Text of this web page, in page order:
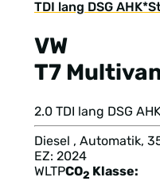
VW
T7
2.0 TDI lang DSG
Diesel , Automatik,
EZ: 2024
WLTPCO2 Klasse: